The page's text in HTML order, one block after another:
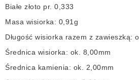
Białe złoto pr. 0,333
Masa wisiorka: 0,91g
Długość wisiorka razem z zawieszką:
Średnica wisiorka: ok. 8,00mm
Średnica kamienia: ok. 2,00mm